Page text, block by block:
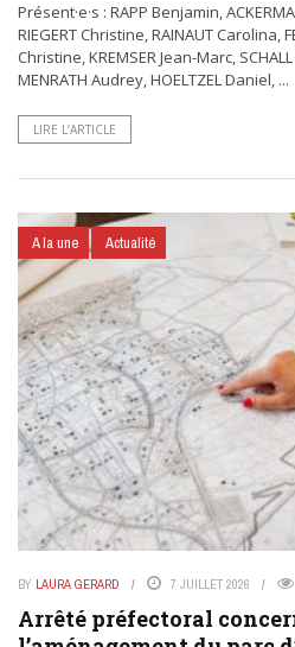
Présent·e·s : RAPP Benjamin,
RIEGERT Christine, RAINAUT Carolina,
Christine, KREMSER Jean-Marc,
MENRATH Audrey, HOELTZEL Daniel, ...
LIRE L’ARTICLE
A la une Actualité
BY LAURA GERARD 7 JUILLET 2026
Arrêté préfectoral